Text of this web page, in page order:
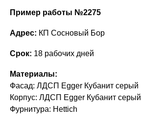
Пример работы №2275
Адрес: КП Сосновый Бор
Срок: 18 рабочих дней
Материалы:
Фасад: ЛДСП Egger Кубанит серый
Корпус: ЛДСП Egger Кубанит серый
Фурнитура: Hettich